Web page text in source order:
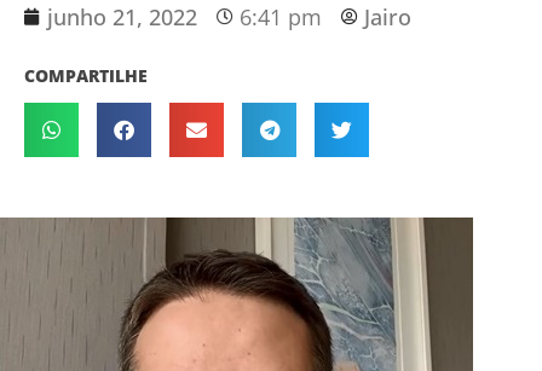
junho 21, 2022 6:41 pm Jairo
COMPARTILHE